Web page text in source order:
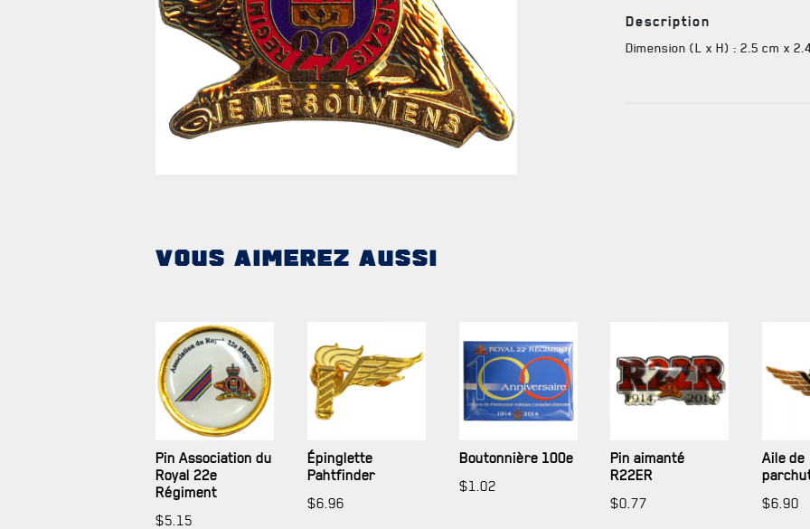
CARRIÈRES
PUBLICATIONS ET LIENS UTILES
#
2
Description
Dimension (L x H) : 2.5 cm x
VOUS AIMEREZ AUSSI
Pin Association du
Royal 22e
Régiment
$5.15
Épinglette
Pahtfinder
$6.96
Boutonnière 100e
$1.02
Pin aimanté
R22ER
$0.77
Aile de
$6.90